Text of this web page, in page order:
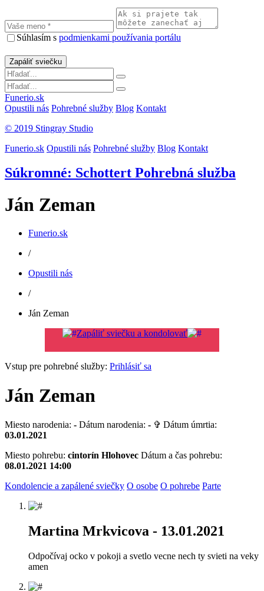
Súhlasím s podmienkami používania portálu
Funerio.sk
Opustili nás Pohrebné služby Blog Kontakt
© 2019 Stingray Studio
Funerio.sk Opustili nás Pohrebné služby Blog Kontakt
Súkromné: Schottert Pohrebná služba
Ján Zeman
Funerio.sk
/
Opustili nás
/
Ján Zeman
Zapáliť sviečku a kondolovať
Vstup pre pohrebné služby: Prihlásiť sa
Ján Zeman
Miesto narodenia: - Dátum narodenia: - ✞ Dátum úmrtia:
03.01.2021
Miesto pohrebu: cintorín Hlohovec Dátum a čas pohrebu:
08.01.2021 14:00
Kondolencie a zapálené sviečky O osobe O pohrebe Parte
Martina Mrkvicova - 13.01.2021
Odpočívaj ocko v pokoji a svetlo vecne nech ty svieti na veky
amen